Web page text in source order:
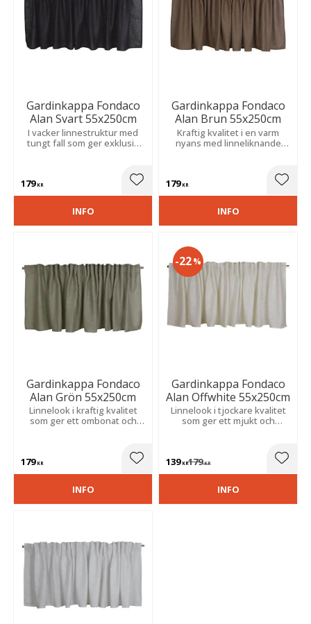
Gardinkappa Fondaco
Alan Svart 55x250cm
I vacker linnestruktur med
tungt fall som ger exklusiv
179KR Lägg till i favoriter
INFO
Gardinkappa Fondaco
Alan Brun 55x250cm
Kraftig kvalitet i en varm
nyans med linneliknande
både modern och klassisk
179KR
INFO
Gardinkappa Fondaco
Alan Grön 55x250cm
Linnelook i kraftig kvalitet
som ger ett ombonat och
179KR Lägg till i favoriter
INFO
Gardinkappa Fondaco
Alan Offwhite 55x250cm
Linnelook i tjockare kvalitet
som ger ett mjukt och
139KR179KR
22%
INFO